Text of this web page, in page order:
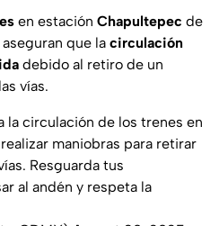
en estación Chapultepec de
que la circulación
debido al retiro de un
vías.
la circulación de los trenes en
maniobras para retirar
Resguarda tus
al andén y respeta la